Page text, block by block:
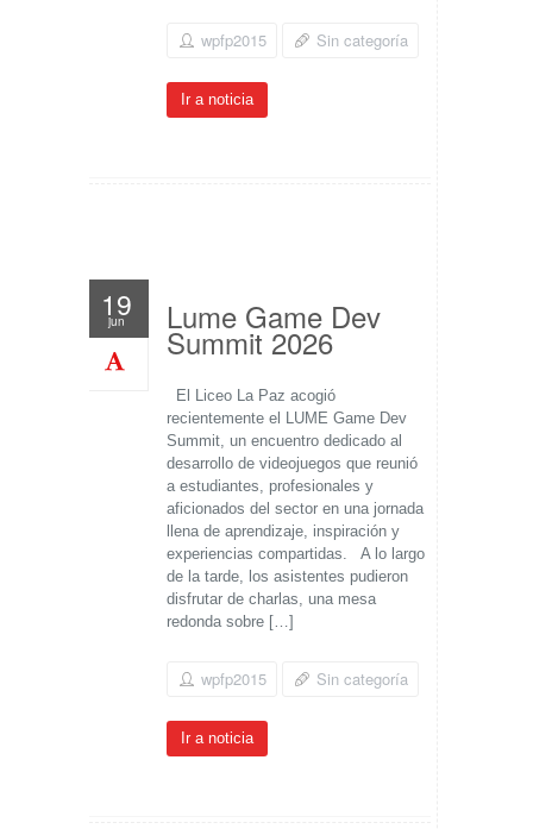
wpfp2015 Sin categoría
Ir a noticia
19
jun Lume Game Dev
Summit 2026
El Liceo La Paz acogió
recientemente el LUME Game Dev
Summit, un encuentro dedicado al
desarrollo de videojuegos que reunió
a estudiantes, profesionales y
aficionados del sector en una jornada
llena de aprendizaje, inspiración y
experiencias compartidas. A lo largo
de la tarde, los asistentes pudieron
disfrutar de charlas, una mesa
redonda sobre […]
wpfp2015 Sin categoría
Ir a noticia